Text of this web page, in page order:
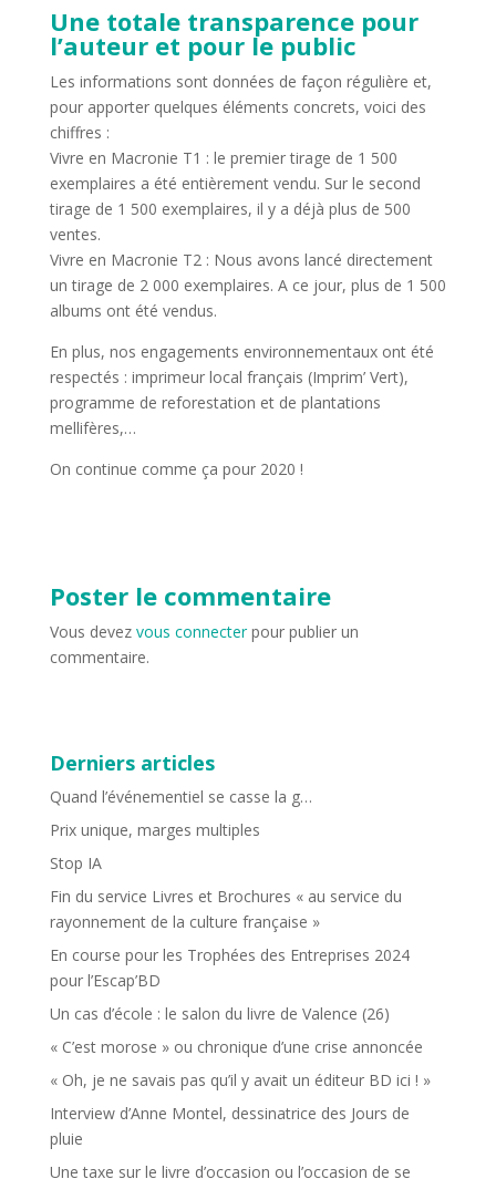
Une totale transparence pour
l’auteur et pour le public
Les informations sont données de façon régulière et,
pour apporter quelques éléments concrets, voici des
chiffres :
Vivre en Macronie T1 : le premier tirage de 1 500
exemplaires a été entièrement vendu. Sur le second
tirage de 1 500 exemplaires, il y a déjà plus de 500
ventes.
Vivre en Macronie T2 : Nous avons lancé directement
un tirage de 2 000 exemplaires. A ce jour, plus de 1 500
albums ont été vendus.
En plus, nos engagements environnementaux ont été
respectés : imprimeur local français (Imprim’ Vert),
programme de reforestation et de plantations
mellifères,…
On continue comme ça pour 2020 !
Poster le commentaire
Vous devez vous connecterpour publier un
commentaire.
Derniers articles
Quand l’événementiel se casse la g…
Prix unique, marges multiples
Stop IA
Fin du service Livres et Brochures « au service du
rayonnement de la culture française »
En course pour les Trophées des Entreprises 2024
pour l’Escap’BD
Un cas d’école : le salon du livre de Valence (26)
« C’est morose » ou chronique d’une crise annoncée
« Oh, je ne savais pas qu’il y avait un éditeur BD ici ! »
Interview d’Anne Montel, dessinatrice des Jours de
pluie
Une taxe sur le livre d’occasion ou l’occasion de se